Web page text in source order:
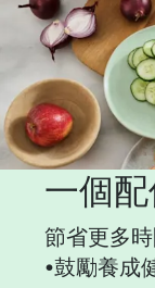
一個配
節省更多
•鼓勵養成